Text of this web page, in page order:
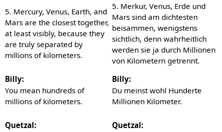
5. Mercury, Venus, Earth, and
Mars are the closest together,
at least visibly, because they
are truly separated by
millions of kilometers.
5. Merkur, Venus, Erde und
Mars sind am dichtesten
beisammen, wenigstens
sichtlich, denn wahrheitlich
werden sie ja durch Millionen
von Kilometern getrennt.
Billy:
Billy:
You mean hundreds of
millions of kilometers.
Du meinst wohl Hunderte
Millionen Kilometer.
Quetzal:
Quetzal: